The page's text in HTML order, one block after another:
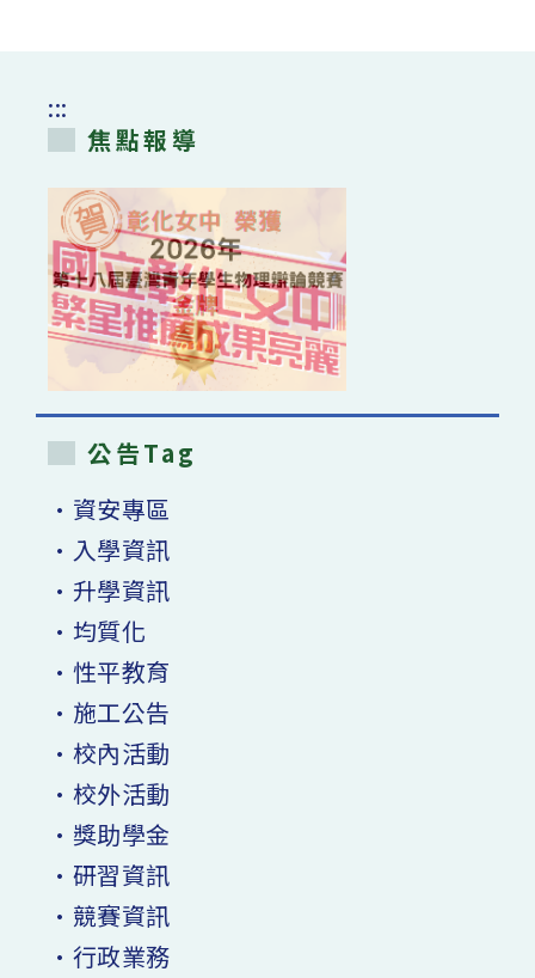
:::
焦點報導
公告Tag
•資安專區
•入學資訊
•升學資訊
•均質化
•性平教育
•施工公告
•校內活動
•校外活動
•獎助學金
•研習資訊
•競賽資訊
•行政業務